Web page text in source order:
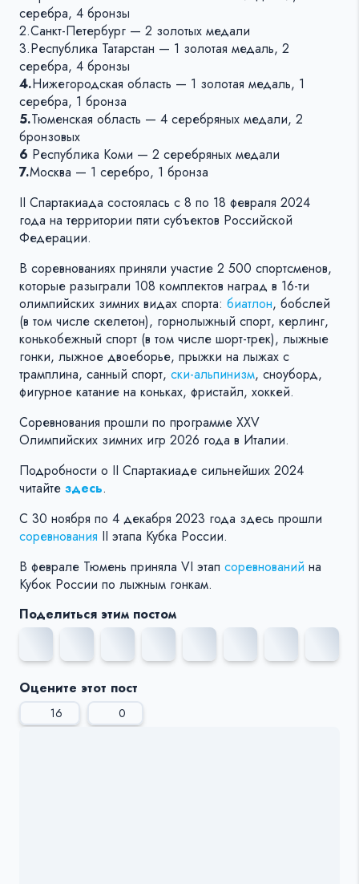
серебра, 4 бронзы
2.Санкт-Петербург — 2 золотых медали
3.Республика Татарстан — 1 золотая медаль, 2
серебра, 4 бронзы
4.Нижегородская область — 1 золотая медаль, 1
серебра, 1 бронза
5.Тюменская область — 4 серебряных медали, 2
бронзовых
6 Республика Коми — 2 серебряных медали
7.Москва — 1 серебро, 1 бронза
II Спартакиада состоялась с 8 по 18 февраля 2024
года на территории пяти субъектов Российской
Федерации.
В соревнованиях приняли участие 2 500 спортсменов,
которые разыграли 108 комплектов наград в 16-ти
олимпийских зимних видах спорта: биатлон, бобслей
(в том числе скелетон), горнолыжный спорт, керлинг,
конькобежный спорт (в том числе шорт-трек), лыжные
гонки, лыжное двоеборье, прыжки на лыжах с
трамплина, санный спорт, ски-альпинизм, сноуборд,
фигурное катание на коньках, фристайл, хоккей.
Соревнования прошли по программе XXV
Олимпийских зимних игр 2026 года в Италии.
Подробности о II Спартакиаде сильнейших 2024
читайте здесь.
С 30 ноября по 4 декабря 2023 года здесь прошли
соревнования II этапа Кубка России.
В феврале Тюмень приняла VI этап соревнований на
Кубок России по лыжным гонкам.
Поделиться этим постом
Оцените этот пост
16 0